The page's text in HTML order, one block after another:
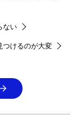
ない
つけるのが大変